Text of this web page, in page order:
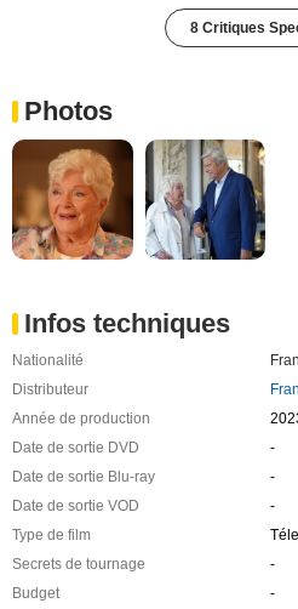
8 Critiques
Photos
Infos techniques
Nationalité
Distributeur
Année de production
Date de sortie DVD
-
Date de sortie Blu-ray
-
Date de sortie VOD
-
Type de film
Secrets de tournage
-
Budget
-